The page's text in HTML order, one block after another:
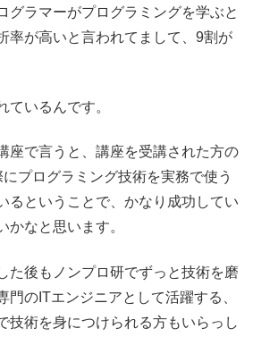
グラマーがプログラミングを学ぶと
率が高いと言われてまして、9割が
ているんです。
座で言うと、講座を受講された方の
プログラミング技術を実務で使う
るということで、かなり成功してい
かなと思います。
た後もノンプロ研でずっと技術を磨
門のITエンジニアとして活躍する、
技術を身につけられる方もいらっし